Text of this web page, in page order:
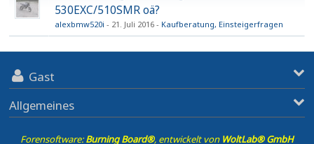
530EXC/510SMR oä?
alexbmw520i 21. Juli 2016 Kaufberatung, Einsteigerfragen
Gast
Allgemeines
Forensoftware:Burning Board®, entwickelt von WoltLab® GmbH